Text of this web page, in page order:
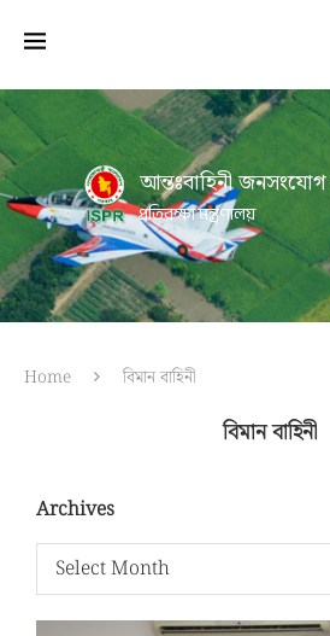
আন্তঃবাহিনী জনসংযোগ
প্রতিরক্ষা মন্ত্রণালয়
Home বিমান বাহিনী
বিমান বাহিনী
Archives